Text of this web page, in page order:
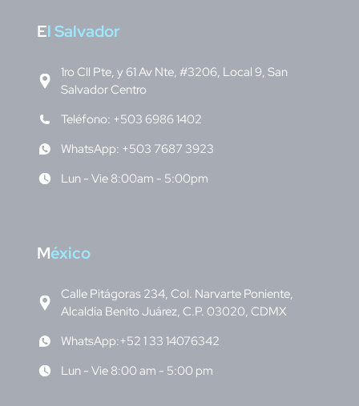
El Salvador
1ro Cll Pte, y 61 Av Nte, #3206, Local 9, San
Salvador Centro
Teléfono: +503 6986 1402
WhatsApp: +503 7687 3923
Lun - Vie 8:00am - 5:00pm
México
Calle Pitágoras 234, Col. Narvarte Poniente,
Alcaldía Benito Juárez, C.P. 03020, CDMX
WhatsApp:+52 1 33 14076342
Lun - Vie 8:00 am - 5:00 pm